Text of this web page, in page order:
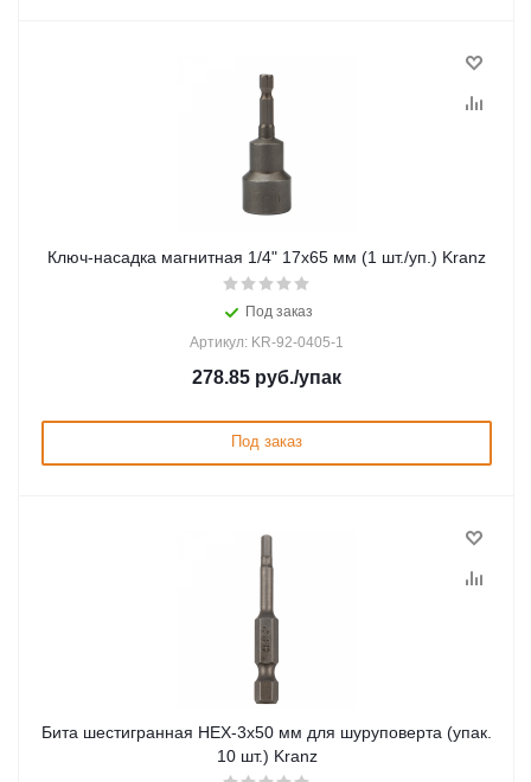
Ключ-насадка магнитная 1/4" 17х65 мм (1 шт./уп.) Kranz
Под заказ
Артикул: KR-92-0405-1
278.85 руб./упак
Под заказ
Бита шестигранная HEX-3х50 мм для шуруповерта (упак.
10 шт.) Kranz